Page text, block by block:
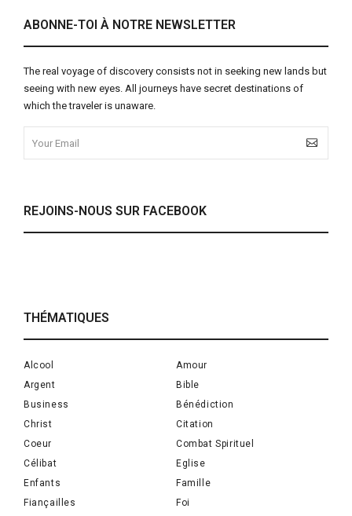
ABONNE-TOI À NOTRE NEWSLETTER
The real voyage of discovery consists not in seeking new lands but
seeing with new eyes. All journeys have secret destinations of
which the traveler is unaware.
REJOINS-NOUS SUR FACEBOOK
THÉMATIQUES
Alcool
Amour
Argent
Bible
Business
Bénédiction
Christ
Citation
Coeur
Combat Spirituel
Célibat
Eglise
Enfants
Famille
Fiançailles
Foi